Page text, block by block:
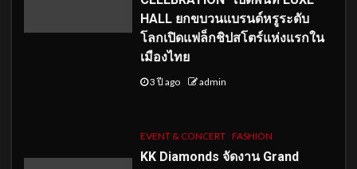
HALL ยกขบวนแบรนด์หรูระดับ
โลกเปิดแฟล็กชิปสโตร์แห่งแรกใน
เมืองไทย
3 ปี ago admin
EVENT & CONCERT FASHION
KK Diamonds จัดงาน Grand